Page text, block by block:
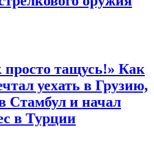
просто тащусь!» Как
уехать в Грузию,
Стамбул и начал
в Турции